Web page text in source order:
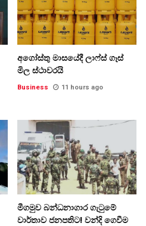
අගෝස්තු මාසයේදී ලාෆ්ස් ගෑස්
මිල ස්ථාවරයි
Business 11 hours ago
මීගමුව බන්ධනාගාර ගැටුමේ
වාර්තාව ජනපතිට! වන්දි ගෙවීම